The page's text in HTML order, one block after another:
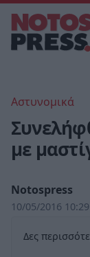
Αστυνομικά
με
Notospress
10/05/2016 10:29
Δες